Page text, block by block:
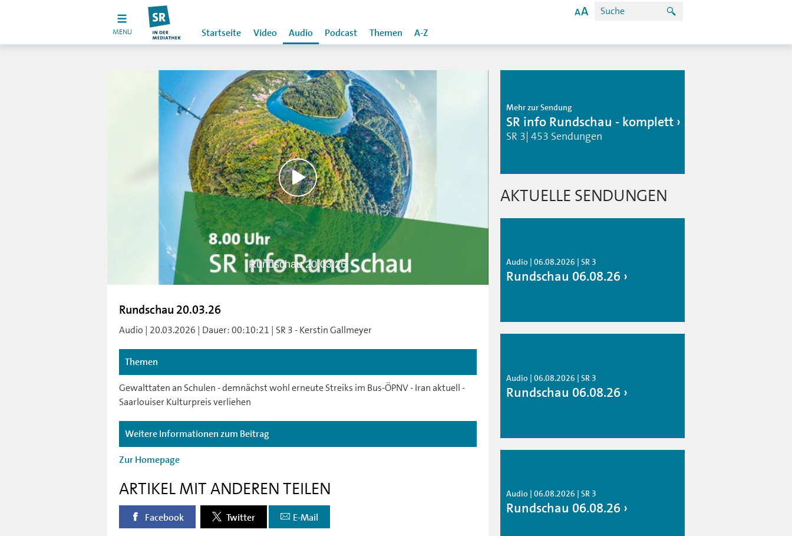
MENU Startseite Video Audio Podcast Themen A-Z
Rundschau 20.03.26
Rundschau 20.03.26
Audio | 20.03.2026 | Dauer: 00:10:21 | SR 3 - Kerstin Gallmeyer
Themen
Gewalttaten an Schulen - demnächst wohl erneute Streiks im Bus-ÖPNV - Iran aktuell -
Saarlouiser Kulturpreis verliehen
Weitere Informationen zum Beitrag
Zur Homepage
ARTIKEL MIT ANDEREN TEILEN
Facebook Twitter E-Mail
Mehr zur Sendung
SR info Rundschau - komplett
SR 3| 453 Sendungen
AKTUELLE SENDUNGEN
Audio | 06.08.2026 | SR 3
Rundschau 06.08.26
Audio | 06.08.2026 | SR 3
Rundschau 06.08.26
Audio | 06.08.2026 | SR 3
Rundschau 06.08.26